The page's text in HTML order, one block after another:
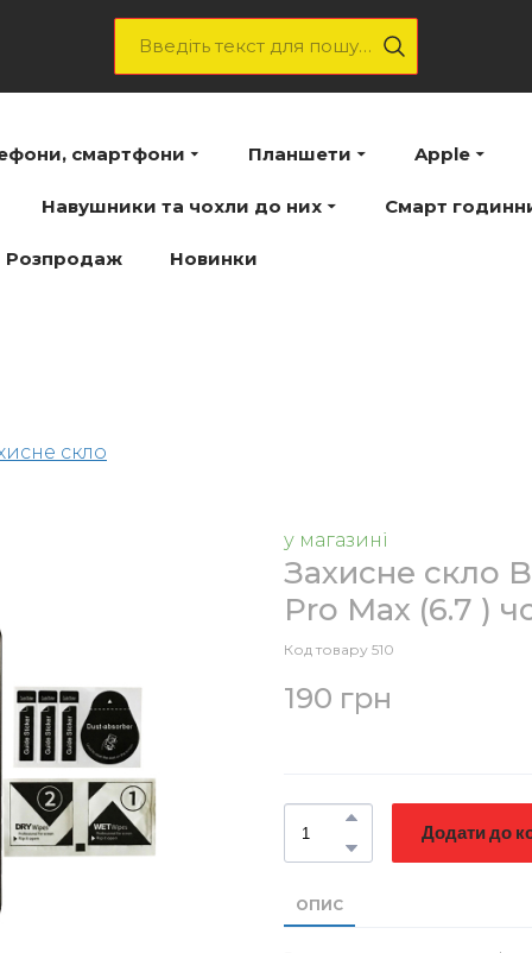
смартфони Планшети Apple
Навушники та чохли до них Смарт
Розпродаж Новинки
скло
у магазині
Захисне скло
Pro Max (6.7 )
Код товару 510
190 грн
Додати до
ОПИС